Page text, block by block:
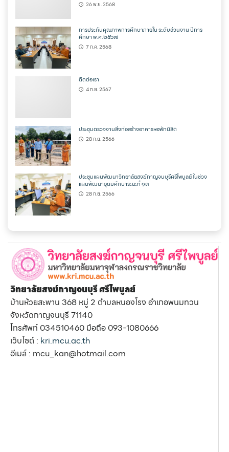
26 พ.ย. 2568
การประกันคุณภาพการศึกษาภายใน ระดับส่วนงาน ปีการ
ศึกษา พ.ศ.๒๕๖๗
7 ก.ค. 2568
ติดต่อเรา
4 ก.ย. 2567
ประชุมตรวจงานสิ่งก่อสร้างอาคารหอพักนิสิต
28 ก.ย. 2566
ประชุมแผนพัฒนาวิทยาลัยสงฆ์กาญจนบุรีศรีไพบูลย์ ในช่วง
แผนพัฒนาอุดมศึกษาระยะที่ ๑๓
28 ก.ย. 2566
วิทยาลัยสงฆ์กาญจนบุรี ศรีไพบูลย์
บ้านห้วยสะพาน 368 หมู่ 2 ตำบลหนองโรง อำเภอพนมทวน
จังหวัดกาญจนบุรี 71140
โทรศัพท์ 034510460 มือถือ 093-1080666
เว็บไซต์ : kri.mcu.ac.th
อีเมล์ : mcu_kan@hotmail.com